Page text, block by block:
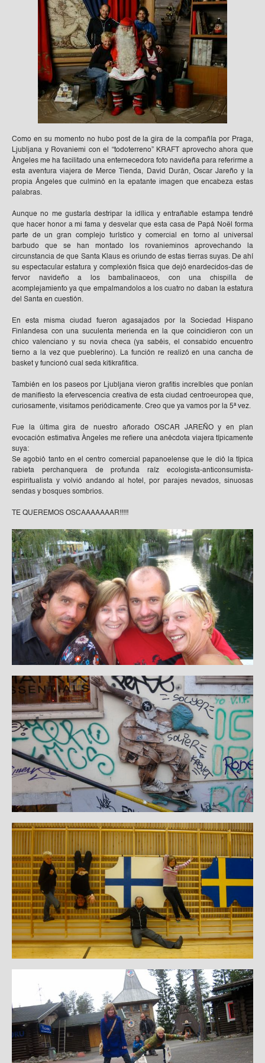
Como en su momento no hubo post de la gira de la compañía por Praga,
Ljubljana y Rovaniemi con el “todoterreno” KRAFT aprovecho ahora que
Àngeles me ha facilitado una enternecedora foto navideña para referirme a
esta aventura viajera de Merce Tienda, David Durán, Oscar Jareño y la
propia Ángeles que culminó en la epatante imagen que encabeza estas
palabras.
Aunque no me gustaría destripar la idílica y entrañable estampa tendré
que hacer honor a mi fama y desvelar que esta casa de Papá Noël forma
parte de un gran complejo turístico y comercial en torno al universal
barbudo que se han montado los rovanieminos aprovechando la
circunstancia de que Santa Klaus es oriundo de estas tierras suyas. De ahí
su espectacular estatura y complexión física que dejó enardecidos-das de
fervor navideño a los bambalinaceos, con una chispilla de
acomplejamiento ya que empalmandolos a los cuatro no daban la estatura
del Santa en cuestión.
En esta misma ciudad fueron agasajados por la Sociedad Hispano
Finlandesa con una suculenta merienda en la que coincidieron con un
chico valenciano y su novia checa (ya sabéis, el consabido encuentro
tierno a la vez que pueblerino). La función re realizó en una cancha de
basket y funcionó cual seda kitikrafitica.
También en los paseos por Ljubljana vieron grafitis increíbles que ponían
de manifiesto la efervescencia creativa de esta ciudad centroeuropea que,
curiosamente, visitamos periódicamente. Creo que ya vamos por la 5ª vez.
Fue la última gira de nuestro añorado OSCAR JAREÑO y en plan
evocación estimativa Àngeles me refiere una anécdota viajera típicamente
suya:
Se agobió tanto en el centro comercial papanoelense que le dió la típica
rabieta perchanquera de profunda raíz ecologista-anticonsumista-
espiritualista y volvió andando al hotel, por parajes nevados, sinuosas
sendas y bosques sombrios.
TE QUEREMOS OSCAAAAAAAR!!!!!